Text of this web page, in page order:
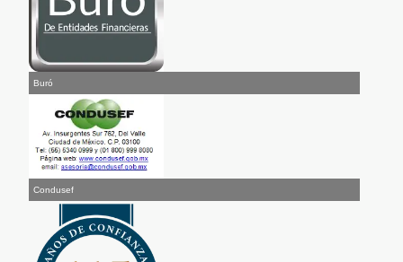
Buró
Condusef